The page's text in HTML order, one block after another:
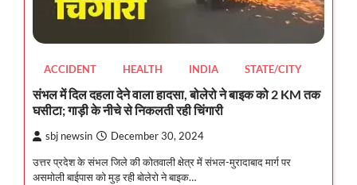
ACCIDENT HEALTH INDIA STATE/CITY
संभल में दिल दहला देने वाला हादसा, बोलेरो ने बाइक को 2 KM तक
घसीटा; गाड़ी के नीचे से निकलती रही चिंगारी
sbj newsin December 30, 2024
उत्तर प्रदेश के संभल जिले की कोतवाली क्षेत्र में संभल-मुरादाबाद मार्ग पर
असमोली बाईपास को मुड़ रही बोलेरो ने बाइक…